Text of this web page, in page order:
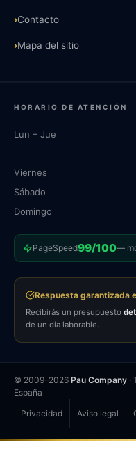
›Contacto
›Mapa del sitio
HORARIO DE ATENCIÓN
Lun – Jue
Viernes
Sábado
Domingo
PageSpeed99/100—
Respuesta garantizada
Recibirás un presupuesto
de un día laborable.
© 2009–2026 Pau Company ·
España
Privacidad
Aviso legal